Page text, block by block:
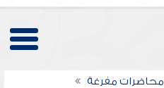
محاضرات مفرغة